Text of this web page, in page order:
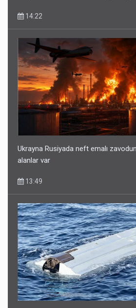
14:22
Ukrayna Rusiyada neft emalı
alanlar var
13:49